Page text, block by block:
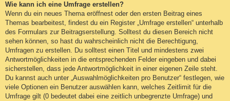
Wie kann ich eine Umfrage erstellen?
Wenn du ein neues Thema eröffnest oder den ersten Beitrag eines
Themas bearbeitest, findest du ein Register „Umfrage erstellen“ unterhalb
des Formulars zur Beitragserstellung. Solltest du diesen Bereich nicht
sehen können, so hast du wahrscheinlich nicht die Berechtigung,
Umfragen zu erstellen. Du solltest einen Titel und mindestens zwei
Antwortmöglichkeiten in die entsprechenden Felder eingeben und dabei
sicherstellen, dass jede Antwortmöglichkeit in einer eigenen Zeile steht.
Du kannst auch unter „Auswahlmöglichkeiten pro Benutzer“ festlegen, wie
viele Optionen ein Benutzer auswählen kann, welches Zeitlimit für die
Umfrage gilt (0 bedeutet dabei eine zeitlich unbegrenzte Umfrage) und